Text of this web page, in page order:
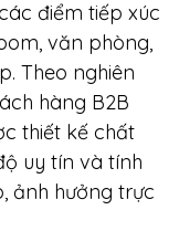
điểm tiếp xúc
văn phòng,
Theo nghiên
hàng B2B
thiết kế chất
uy tín và tính
ảnh hưởng trực